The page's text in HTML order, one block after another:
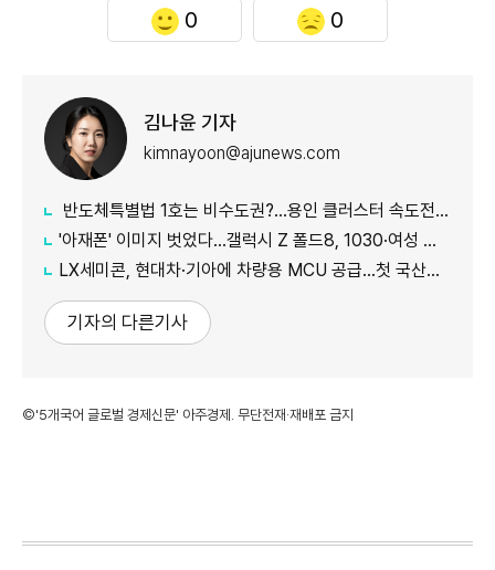
0 0
김나윤 기자
kimnayoon@ajunews.com
반도체특별법 1호는 비수도권?…용인 클러스터 속도전 제동 걸리나
'아재폰' 이미지 벗었다…갤럭시 Z 폴드8, 1030·여성 몰리며 흥행 속도↑
LX세미콘, 현대차·기아에 차량용 MCU 공급…첫 국산화 결실
기자의 다른기사
©'5개국어 글로벌 경제신문' 아주경제. 무단전재·재배포 금지